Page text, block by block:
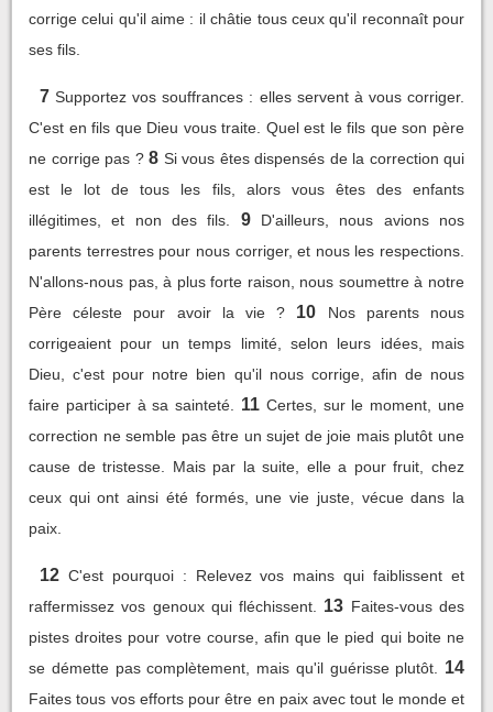
corrige celui qu'il aime : il châtie tous ceux qu'il reconnaît pour
ses fils.
7 Supportez vos souffrances : elles servent à vous corriger.
C'est en fils que Dieu vous traite. Quel est le fils que son père
ne corrige pas ? 8 Si vous êtes dispensés de la correction qui
est le lot de tous les fils, alors vous êtes des enfants
illégitimes, et non des fils.
9
D'ailleurs, nous avions nos
parents terrestres pour nous corriger, et nous les respections.
N'allons-nous pas, à plus forte raison, nous soumettre à notre
Père céleste pour avoir la vie ?
10
Nos parents nous
corrigeaient pour un temps limité, selon leurs idées, mais
Dieu, c'est pour notre bien qu'il nous corrige, afin de nous
faire participer à sa sainteté.
11 Certes, sur le moment, une
correction ne semble pas être un sujet de joie mais plutôt une
cause de tristesse. Mais par la suite, elle a pour fruit, chez
ceux qui ont ainsi été formés, une vie juste, vécue dans la
paix.
12 C'est pourquoi : Relevez vos mains qui faiblissent et
raffermissez vos genoux qui fléchissent.
13 Faites-vous des
pistes droites pour votre course, afin que le pied qui boite ne
se démette pas complètement, mais qu'il guérisse plutôt.
14
Faites tous vos efforts pour être en paix avec tout le monde et